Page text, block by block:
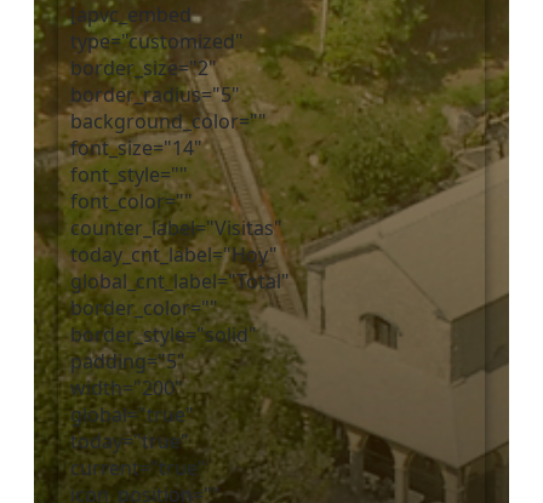
[apvc_embed
type="customized"
border_size="2"
border_radius="5"
background_color=""
font_size="14"
font_style=""
font_color=""
counter_label="Visitas"
today_cnt_label="Hoy"
global_cnt_label="Total"
border_color=""
border_style="solid"
padding="5"
width="200"
global="true"
today="true"
current="true"
icon_position=""